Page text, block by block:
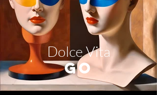
Dolce Vita
GO